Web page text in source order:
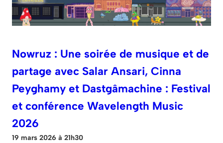
Nowruz : Une soirée de musique et de
partage avec Salar Ansari, Cinna
Peyghamy et Dastgâmachine : Festival
et conférence Wavelength Music
2026
19 mars 2026 à 21h30